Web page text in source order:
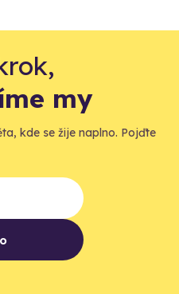
my
kde se žije naplno. Pojďte